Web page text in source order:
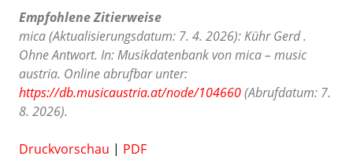
Empfohlene Zitierweise
mica (Aktualisierungsdatum: 7. 4. 2026): Kühr Gerd .
Ohne Antwort. In: Musikdatenbank von mica – music
austria. Online abrufbar unter:
https://db.musicaustria.at/node/104660(Abrufdatum: 7.
8. 2026).
Druckvorschau | PDF